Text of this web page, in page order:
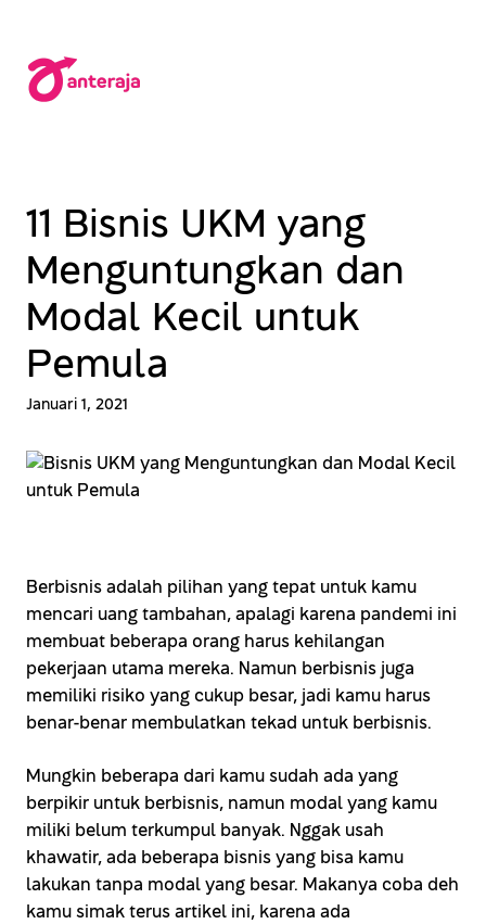
konten
11 Bisnis UKM yang
Menguntungkan dan
Modal Kecil untuk
Pemula
Januari 1, 2021
Berbisnis adalah pilihan yang tepat untuk kamu
mencari uang tambahan, apalagi karena pandemi ini
membuat beberapa orang harus kehilangan
pekerjaan utama mereka. Namun berbisnis juga
memiliki risiko yang cukup besar, jadi kamu harus
benar-benar membulatkan tekad untuk berbisnis.
Mungkin beberapa dari kamu sudah ada yang
berpikir untuk berbisnis, namun modal yang kamu
miliki belum terkumpul banyak. Nggak usah
khawatir, ada beberapa bisnis yang bisa kamu
lakukan tanpa modal yang besar. Makanya coba deh
kamu simak terus artikel ini, karena ada